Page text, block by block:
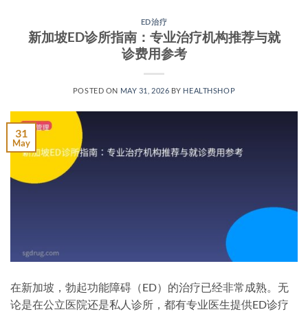
ED治疗
新加坡ED诊所指南：专业治疗机构推荐与就
诊费用参考
POSTED ON MAY 31, 2026 BY HEALTHSHOP
31
May
在新加坡，勃起功能障碍（ED）的治疗已经非常成熟。无
论是在公立医院还是私人诊所，都有专业医生提供ED诊疗